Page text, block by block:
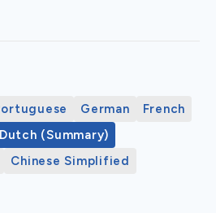
German
French
Dutch (Summary)
Chinese Simplified